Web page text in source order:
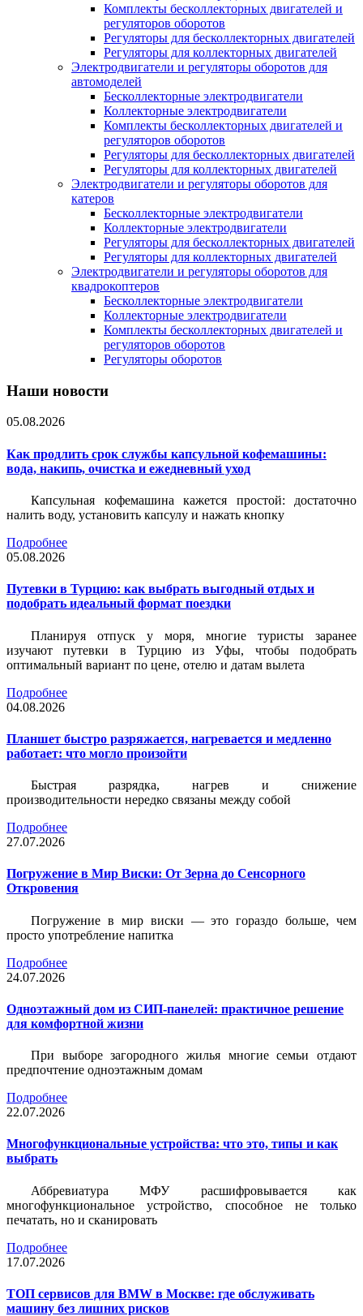
Комплекты бесколлекторных двигателей и
регуляторов оборотов
Регуляторы для бесколлекторных двигателей
Регуляторы для коллекторных двигателей
Электродвигатели и регуляторы оборотов для
автомоделей
Бесколлекторные электродвигатели
Коллекторные электродвигатели
Комплекты бесколлекторных двигателей и
регуляторов оборотов
Регуляторы для бесколлекторных двигателей
Регуляторы для коллекторных двигателей
Электродвигатели и регуляторы оборотов для
катеров
Бесколлекторные электродвигатели
Коллекторные электродвигатели
Регуляторы для бесколлекторных двигателей
Регуляторы для коллекторных двигателей
Электродвигатели и регуляторы оборотов для
квадрокоптеров
Бесколлекторные электродвигатели
Коллекторные электродвигатели
Комплекты бесколлекторных двигателей и
регуляторов оборотов
Регуляторы оборотов
Наши новости
05.08.2026
Как продлить срок службы капсульной кофемашины:
вода, накипь, очистка и ежедневный уход
Капсульная кофемашина кажется простой: достаточно
налить воду, установить капсулу и нажать кнопку
Подробнее
05.08.2026
Путевки в Турцию: как выбрать выгодный отдых и
подобрать идеальный формат поездки
Планируя отпуск у моря, многие туристы заранее
изучают путевки в Турцию из Уфы, чтобы подобрать
оптимальный вариант по цене, отелю и датам вылета
Подробнее
04.08.2026
Планшет быстро разряжается, нагревается и медленно
работает: что могло произойти
Быстрая разрядка, нагрев и снижение
производительности нередко связаны между собой
Подробнее
27.07.2026
Погружение в Мир Виски: От Зерна до Сенсорного
Откровения
Погружение в мир виски — это гораздо больше, чем
просто употребление напитка
Подробнее
24.07.2026
Одноэтажный дом из СИП-панелей: практичное решение
для комфортной жизни
При выборе загородного жилья многие семьи отдают
предпочтение одноэтажным домам
Подробнее
22.07.2026
Многофункциональные устройства: что это, типы и как
выбрать
Аббревиатура МФУ расшифровывается как
многофункциональное устройство, способное не только
печатать, но и сканировать
Подробнее
17.07.2026
ТОП сервисов для BMW в Москве: где обслуживать
машину без лишних рисков